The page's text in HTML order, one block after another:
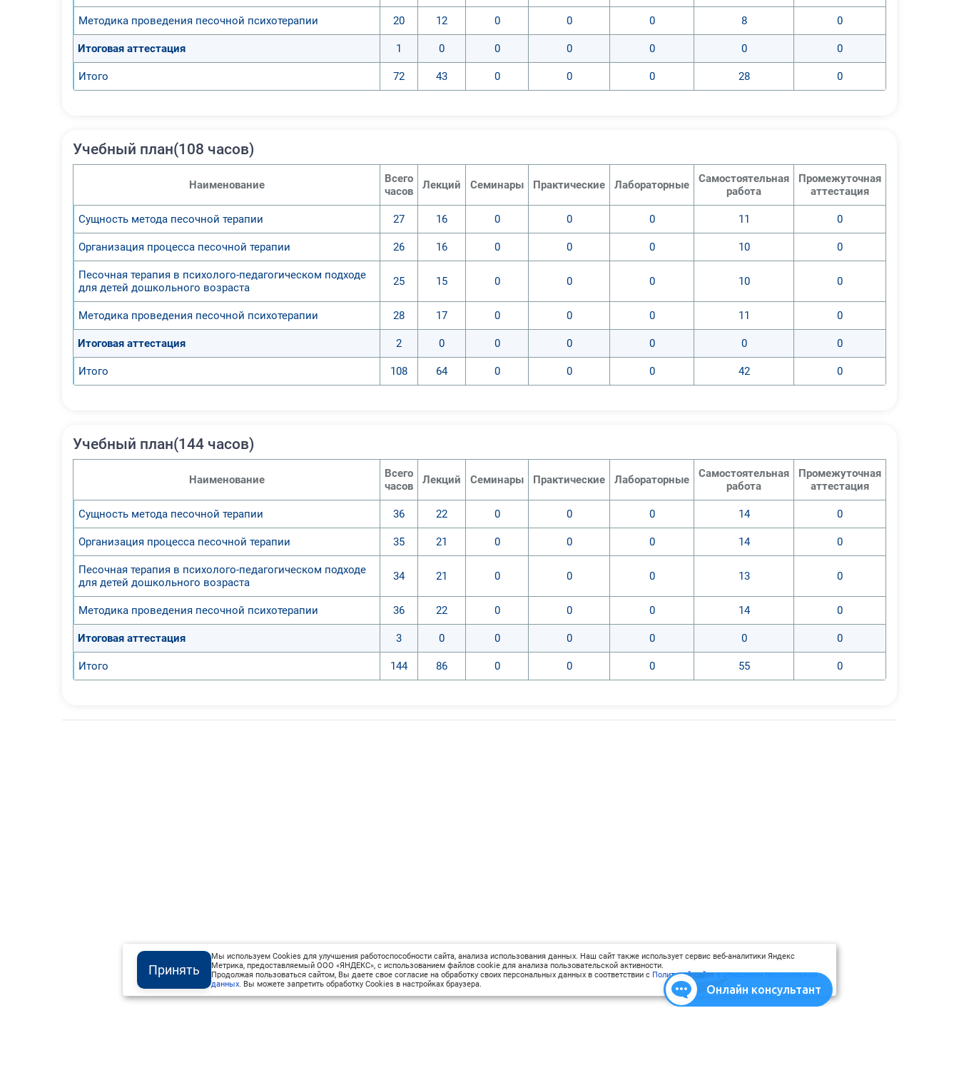
Методика проведения песочной психотерапии 20 12 0 0 0 8 0
Итоговая аттестация 1 0 0 0 0 0 0
Итого 72 43 0 0 0 28 0
Учебный план(108 часов)
Наименование
Всего
часов
Лекций Семинары Практические Лабораторные
Самостоятельная
работа
Промежуточная
аттестация
Сущность метода песочной терапии 27 16 0 0 0 11 0
Организация процесса песочной терапии 26 16 0 0 0 10 0
Песочная терапия в психолого-педагогическом подходе
для детей дошкольного возраста
25 15 0 0 0 10 0
Методика проведения песочной психотерапии 28 17 0 0 0 11 0
Итоговая аттестация 2 0 0 0 0 0 0
Итого 108 64 0 0 0 42 0
Учебный план(144 часов)
Наименование
Всего
часов
Лекций Семинары Практические Лабораторные
Самостоятельная
работа
Промежуточная
аттестация
Сущность метода песочной терапии 36 22 0 0 0 14 0
Организация процесса песочной терапии 35 21 0 0 0 14 0
Песочная терапия в психолого-педагогическом подходе
для детей дошкольного возраста
34 21 0 0 0 13 0
Методика проведения песочной психотерапии 36 22 0 0 0 14 0
Итоговая аттестация 3 0 0 0 0 0 0
Итого 144 86 0 0 0 55 0
Принять
Мы используем Cookies для улучшения работоспособности сайта, анализа использования данных. Наш сайт также использует сервис веб-аналитики Яндекс
Метрика, предоставляемый ООО «ЯНДЕКС», с использованием файлов cookie для анализа пользовательской активности.
Продолжая пользоваться сайтом, Вы даете свое согласие на обработку своих персональных данных в соответствии с Политикой сайта в отношении персональных
данных . Вы можете запретить обработку Cookies в настройках браузера. Онлайн консультант